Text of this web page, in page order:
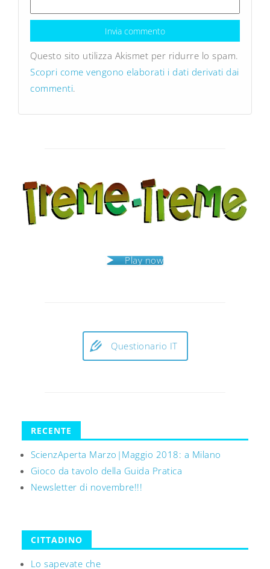
Questo sito utilizza Akismet per ridurre lo spam.
Scopri come vengono elaborati i dati derivati dai
commenti.
Play now
Questionario IT
RECENTE
ScienzAperta Marzo|Maggio 2018: a Milano
Gioco da tavolo della Guida Pratica
Newsletter di novembre!!!
CITTADINO
Lo sapevate che